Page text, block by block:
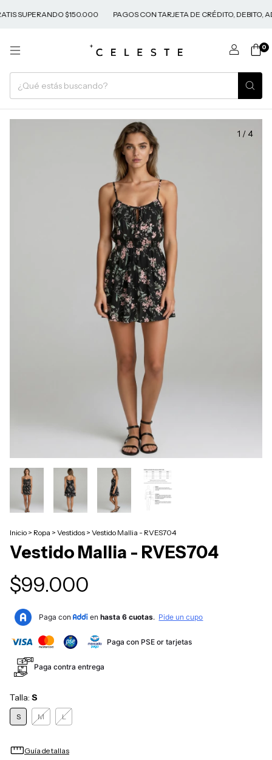
$150.000 PAGOS CON TARJETA DE CRÉDITO, DEBITO, ADDI
0
1 /4
Inicio > Ropa > Vestidos > Vestido Mallia - RVES704
Vestido Mallia - RVES704
$99.000
Paga con PSE or tarjetas
Paga contra entrega
Talla: S
S M L
straightenGuía de tallas